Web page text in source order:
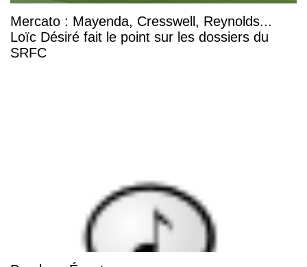
Mercato : Mayenda, Cresswell, Reynolds...
Loïc Désiré fait le point sur les dossiers du
SRFC